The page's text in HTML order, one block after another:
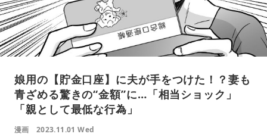
娘用の【貯金口座】に夫が手をつけた！？妻も
青ざめる驚きの“金額”に…「相当ショック」
「親として最低な行為」
漫画 2023.11.01 Wed